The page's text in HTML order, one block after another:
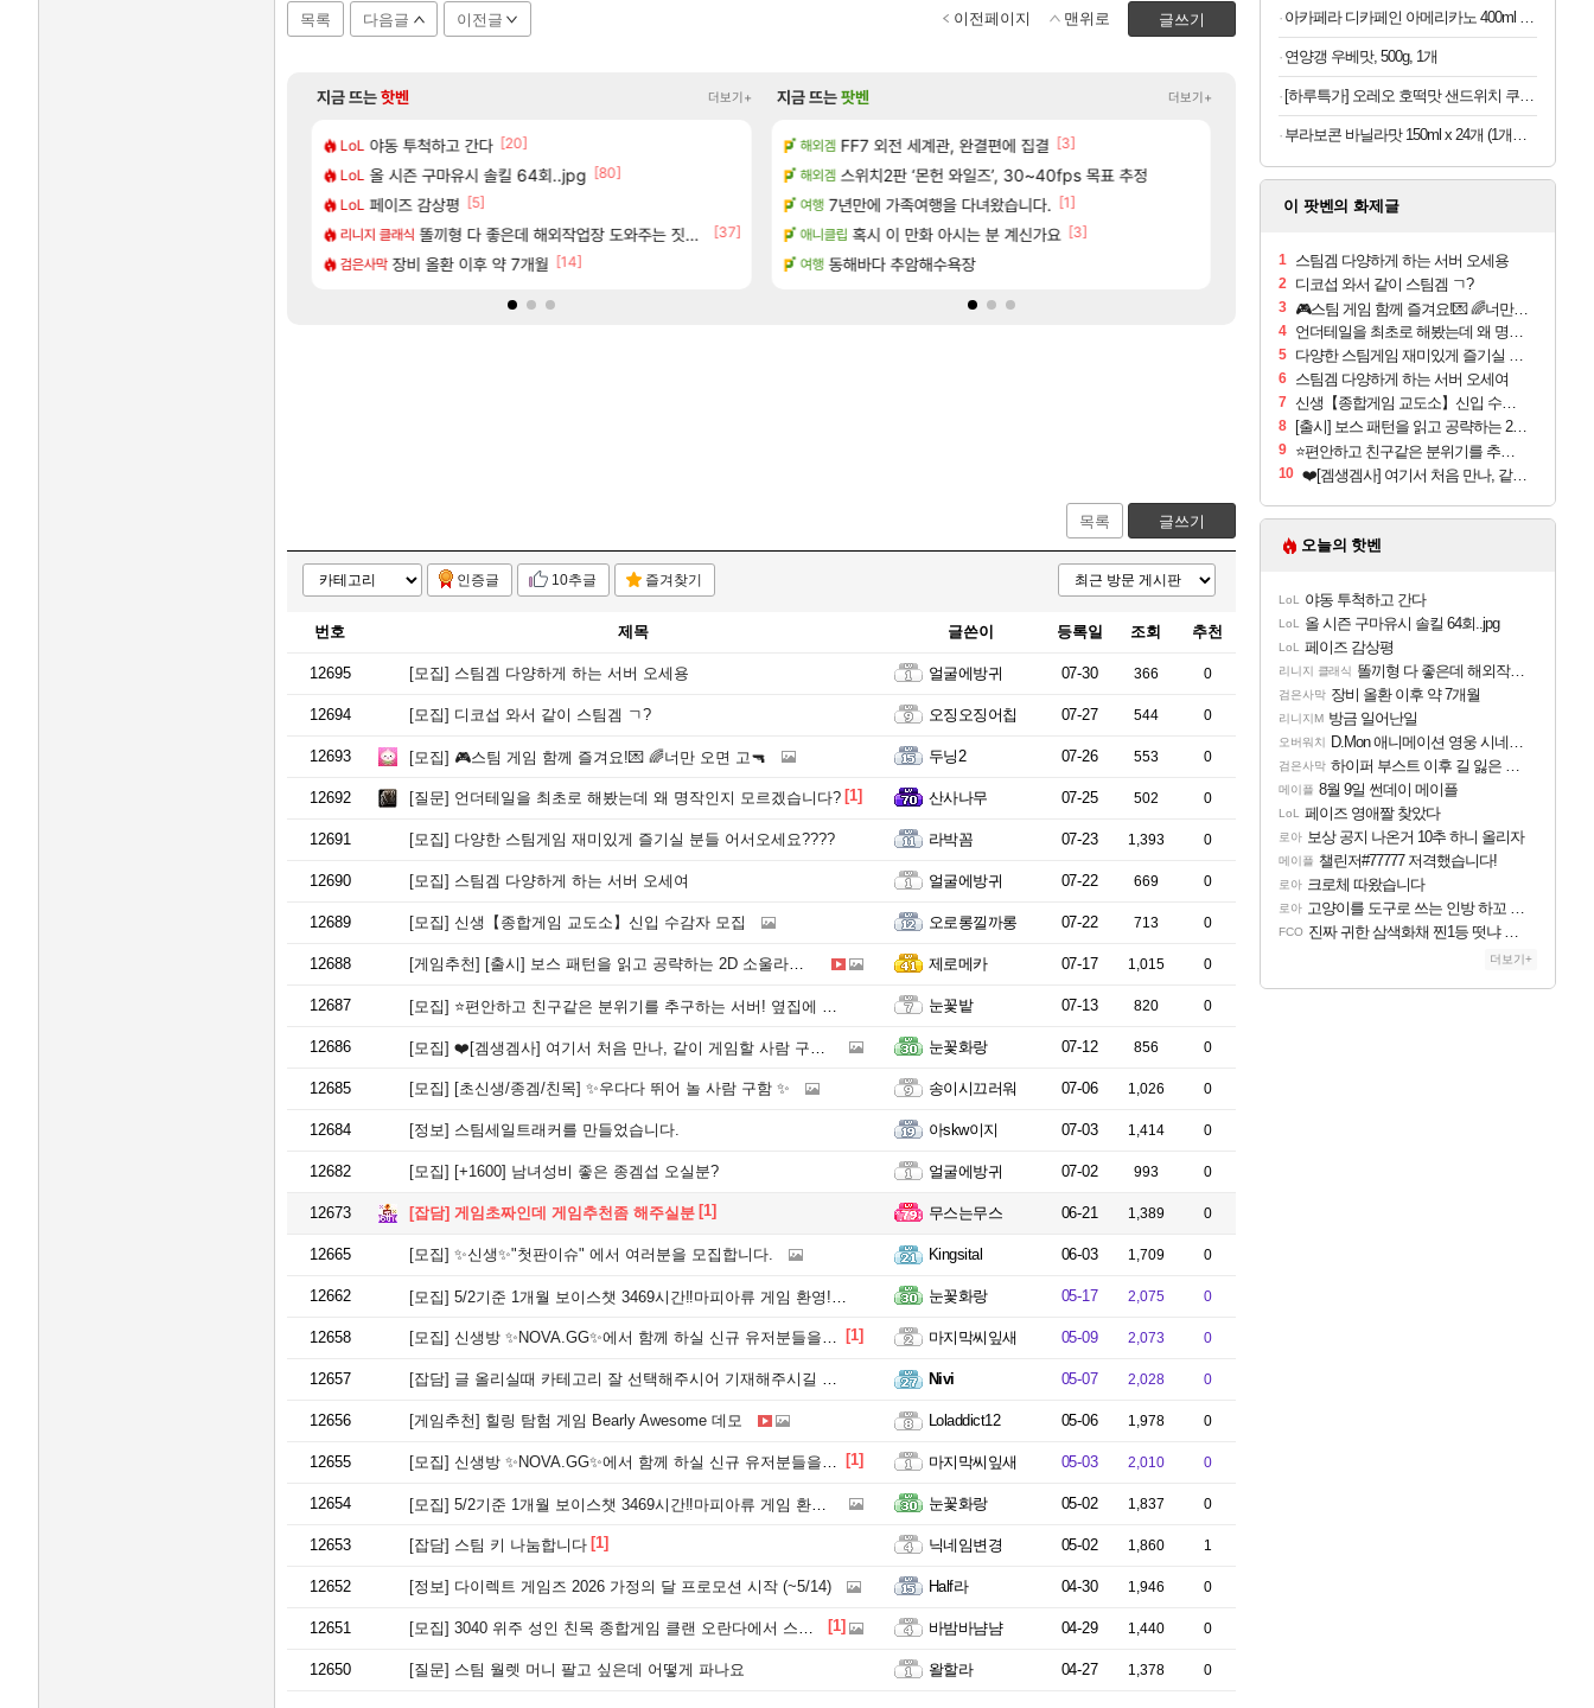
목록 다음글 이전글 글쓰기
이전페이지 맨위로
지금 뜨는핫벤 더보기+
LoL 야동 투척하고 간다 [20]
LoL 올 시즌 구마유시 솔킬 64회..jpg [80]
LoL 페이즈 감상평 [5]
리니지 클래식 똘끼형 다 좋은데 해외작업장 도와주는 짓은 좀 아니지않냐?
[37]
검은사막 장비 올환 이후 약 7개월 [14]
리니지M 방금 일어난일
[14]
오버워치 D.Mon 애니메이션 영웅 시네마틱 [7]
검은사막 하이퍼 부스트 이후 길 잃은 뉴비분들!
메이플 8월 9일 썬데이 메이플
[155]
LoL 페이즈 영애짤 찾았다
보상 공지 나온거 10추 하니 올리자
메이플 챌린저#77777 저격했습니다! [106]
로아 크로체 따왔습니다
FCO 진짜 귀한 삼색화채 찐1등 떳냐 ㅅㅅㅅ
지금 뜨는팟벤 더보기+
아스오라 아사쿠라 마이 성우 정보 및 주요 필모
아스오라 아스오라 성우 정보 및 출연작 모음
아스오라 아키츠 아키나 성우 정보 및 주요 필모
비스트 모든 성소 위치 공략 (40개) - 귀환한 영혼 도전과제
명조 스누피냥님
해외겜 FF7 외전 세계관, 완결편에 집결 [3]
해외겜 스위치2판 ‘몬헌 와일즈’, 30~40fps 목표 추정
여행 7년만에 가족여행을 다녀왔습니다. [1]
애니클립 혹시 이 만화 아시는 분 계신가요 [3]
여행 동해바다 추암해수욕장
국내에도 이쁜곳이 많은것 같습니다
리싱크드 리싱크드 1.06 패치노트 (8/5)
해외겜 중국 CXMT, D램 매출 점유율 7%…글로벌 4위로
해외겜 메모리 3사, 2027년 생산분 완판?
목록 글쓰기
인증글 10추글 즐겨찾기
번호 제목 글쓴이 등록일 조회 추천
12695 [모집] 스팀겜 다양하게 하는 서버 오세용 얼굴에방귀 07-30 366 0
12694 [모집] 디코섭 와서 같이 스팀겜 ㄱ? 오징오징어칩 07-27 544 0
12693 [모집] 🎮스팀 게임 함께 즐겨요!💌 🌈너만 오면 고🔫 두닝2 07-26 553 0
12692 [질문] 언더테일을 최초로 해봤는데 왜 명작인지 모르겠습니다? [1] 산사나무 07-25 502 0
12691 [모집] 다양한 스팀게임 재미있게 즐기실 분들 어서오세요???? 라박꼼 07-23 1,393 0
12690 [모집] 스팀겜 다양하게 하는 서버 오세여 얼굴에방귀 07-22 669 0
12689 [모집] 신생【종합게임 교도소】신입 수감자 모집 오로롱낄까롱 07-22 713 0
12688 [게임추천] [출시] 보스 패턴을 읽고 공략하는 2D 소울라이크 BROKEN SOUL 제로메카 07-17 1,015 0
12687 [모집] ⭐️편안하고 친구같은 분위기를 추구하는 서버! 옆집에 초대합니다.⭐️ 눈꽃밭 07-13 820 0
12686 [모집] ❤️[겜생겜사] 여기서 처음 만나, 같이 게임할 사람 구합니다 (증바람 / 스팀 공포 멀티)‼️ 눈꽃화랑 07-12 856 0
12685 [모집] [초신생/종겜/친목] ✨우다다 뛰어 놀 사람 구함 ✨ 송이시끄러워 07-06 1,026 0
12684 [정보] 스팀세일트래커를 만들었습니다. 아skw이지 07-03 1,414 0
12682 [모집] [+1600] 남녀성비 좋은 종겜섭 오실분? 얼굴에방귀 07-02 993 0
12673 [잡담] 게임초짜인데 게임추천좀 해주실분 [1] 무스는무스 06-21 1,389 0
12665 [모집] ✨신생✨"첫판이슈" 에서 여러분을 모집합니다. Kingsital 06-03 1,709 0
12662 [모집] 5/2기준 1개월 보이스챗 3469시간‼️마피아류 게임 환영!❤️ | 실질 활동 기반 운영 | ✅✨겜생겜사✨✅ 눈꽃화랑 05-17 2,075 0
12658 [모집] 신생방 ✨NOVA.GG✨에서 함께 하실 신규 유저분들을 모집합니다! [1] 마지막씨잎새 05-09 2,073 0
12657 [잡담] 글 올리실때 카테고리 잘 선택해주시어 기재해주시길 바랍니다. Nivi 05-07 2,028 0
12656 [게임추천] 힐링 탐험 게임 Bearly Awesome 데모 Loladdict12 05-06 1,978 0
12655 [모집] 신생방 ✨NOVA.GG✨에서 함께 하실 신규 유저분들을 모집합니다! [1] 마지막씨잎새 05-03 2,010 0
12654 [모집] 5/2기준 1개월 보이스챗 3469시간‼️마피아류 게임 환영!❤️ | 실질 활동 기반 운영 | ✅✨겜생겜사✨✅ 눈꽃화랑 05-02 1,837 0
12653 [잡담] 스팀 키 나눔합니다 [1] 닉네임변경 05-02 1,860 1
12652 [정보] 다이렉트 게임즈 2026 가정의 달 프로모션 시작 (~5/14) Half라 04-30 1,946 0
12651 [모집] 3040 위주 성인 친목 종합게임 클랜 오란다에서 스팀게임 유저분을 모집합니다. [1] 바밤바냠냠 04-29 1,440 0
12650 [질문] 스팀 월렛 머니 팔고 싶은데 어떻게 파나요 왈할라 04-27 1,378 0
아카페라 디카페인 아메리카노 400ml x 20개 (1개당 1,055원)
연양갱 우베맛, 500g, 1개
[하루특가] 오레오 호떡맛 샌드위치 쿠키 랜덤발송, 1개, 1kg
부라보콘 바닐라맛 150ml x 24개 (1개당 1,079원)
이 팟벤의 화제글
1 스팀겜 다양하게 하는 서버 오세용
2 디코섭 와서 같이 스팀겜 ㄱ?
3 🎮스팀 게임 함께 즐겨요!💌 🌈너만 오면 고🔫
4 언더테일을 최초로 해봤는데 왜 명작인지 모르겠습니다?
5 다양한 스팀게임 재미있게 즐기실 분들 어서오세요????
6 스팀겜 다양하게 하는 서버 오세여
7 신생【종합게임 교도소】신입 수감자 모집
8 [출시] 보스 패턴을 읽고 공략하는 2D 소울라이크 BROKEN SOUL
9 ⭐️편안하고 친구같은 분위기를 추구하는 서버! 옆집에 초대합니다.⭐️
10 ❤️[겜생겜사] 여기서 처음 만나, 같이 게임할 사람 구합니다 (증바람 / 스팀 공포 멀티)‼️
오늘의 핫벤
LoL 야동 투척하고 간다
LoL 올 시즌 구마유시 솔킬 64회..jpg
LoL 페이즈 감상평
리니지 클래식 똘끼형 다 좋은데 해외작업장 도와주는 짓은 좀 아니지않냐?
검은사막 장비 올환 이후 약 7개월
리니지M 방금 일어난일
오버워치 D.Mon 애니메이션 영웅 시네마틱
검은사막 하이퍼 부스트 이후 길 잃은 뉴비분들!
메이플 8월 9일 썬데이 메이플
LoL 페이즈 영애짤 찾았다
로아 보상 공지 나온거 10추 하니 올리자
메이플 챌린저#77777 저격했습니다!
로아 크로체 따왔습니다
로아 고양이를 도구로 쓰는 인방 하꼬 스트리머 박제합니다.
FCO 진짜 귀한 삼색화채 찐1등 떳냐 ㅅㅅㅅ
더보기+